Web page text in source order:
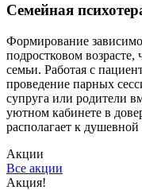
Семейная
Формирование
подростковом возрасте,
семьи. Работая с
проведение парных
супруга или родители
уютном кабинете в
располагает к душевной
Акции
Все акции
Акция!